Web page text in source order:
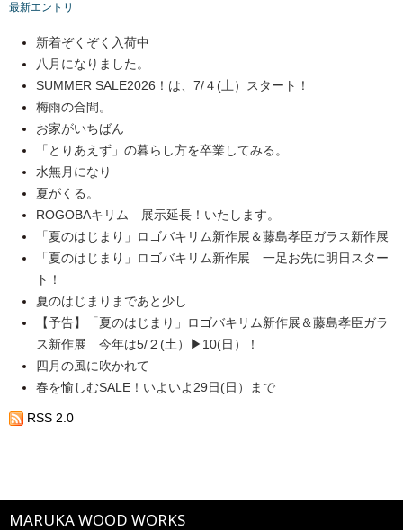
最新エントリ
新着ぞくぞく入荷中
八月になりました。
SUMMER SALE2026！は、7/４(土）スタート！
梅雨の合間。
お家がいちばん
「とりあえず」の暮らし方を卒業してみる。
水無月になり
夏がくる。
ROGOBAキリム 展示延長！いたします。
「夏のはじまり」ロゴバキリム新作展＆藤島孝臣ガラス新作展
「夏のはじまり」ロゴバキリム新作展 一足お先に明日スター
ト！
夏のはじまりまであと少し
【予告】「夏のはじまり」ロゴバキリム新作展＆藤島孝臣ガラ
ス新作展 今年は5/２(土）▶10(日）！
四月の風に吹かれて
春を愉しむSALE！いよいよ29日(日）まで
RSS 2.0
MARUKA WOOD WORKS